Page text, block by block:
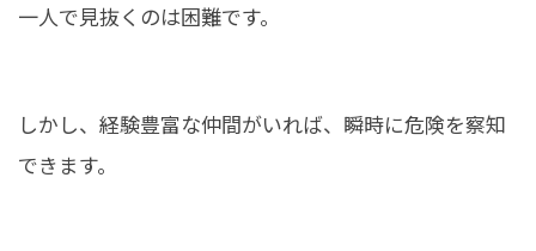
一人で見抜くのは困難です。
しかし、経験豊富な仲間がいれば、瞬時に危険を察知
できます。